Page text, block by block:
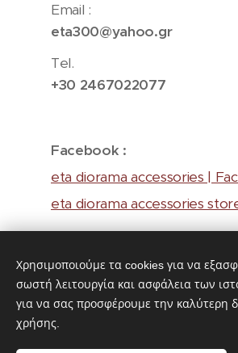
Email :
eta300@yahoo.gr
Tel.
+30 2467022077
Facebook :
eta diorama accessories |
eta diorama accessories
Instagram :
https://www.instagram.com/
Χρησιμοποιούμε τα cookies για να
σωστή λειτουργία και ασφάλεια των
για να σας προσφέρουμε την καλύτερη
χρήσης.